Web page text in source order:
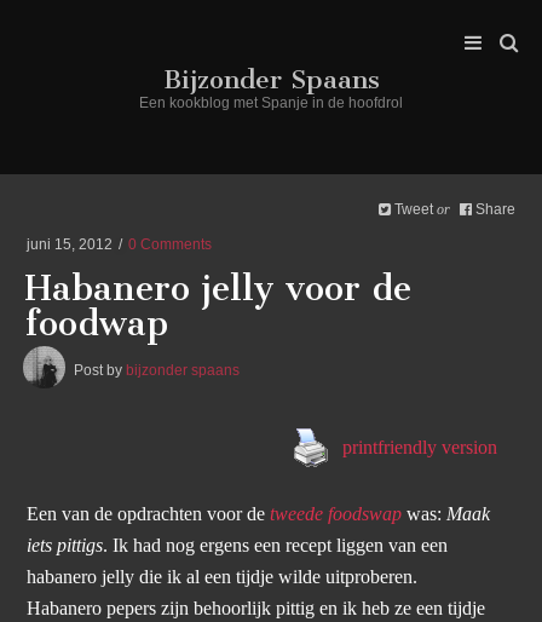
Bijzonder Spaans
Een kookblog met Spanje in de hoofdrol
Tweet or Share
juni 15, 2012 0 Comments
Habanero jelly voor de
foodwap
Post by bijzonder spaans
printfriendly version
Een van de opdrachten voor detweede foodswap was:Maak
iets pittigs. Ik had nog ergens een recept liggen van een
habanero jelly die ik al een tijdje wilde uitproberen.
Habanero pepers zijn behoorlijk pittig en ik heb ze een tijdje